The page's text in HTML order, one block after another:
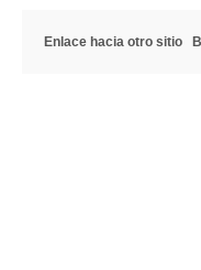
Enlace hacia otro sitio